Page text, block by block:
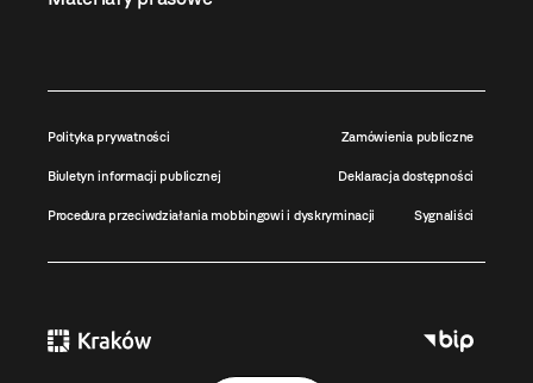
Polityka prywatności Zamówienia publiczne
Biuletyn informacji publicznej Deklaracja dostępności
Procedura przeciwdziałania mobbingowi i dyskryminacji Sygnaliści